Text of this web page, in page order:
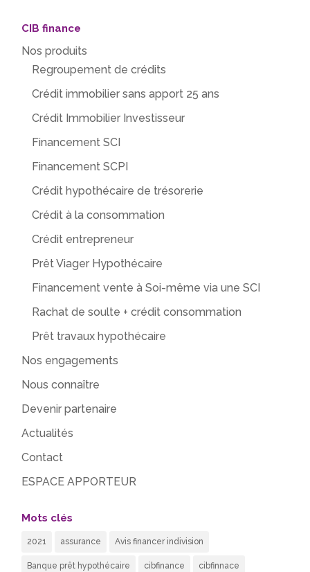
CIB finance
Nos produits
Regroupement de crédits
Crédit immobilier sans apport 25 ans
Crédit Immobilier Investisseur
Financement SCI
Financement SCPI
Crédit hypothécaire de trésorerie
Crédit à la consommation
Crédit entrepreneur
Prêt Viager Hypothécaire
Financement vente à Soi-même via une SCI
Rachat de soulte + crédit consommation
Prêt travaux hypothécaire
Nos engagements
Nous connaître
Devenir partenaire
Actualités
Contact
ESPACE APPORTEUR
Mots clés
2021 assurance Avis financer indivision
Banque prêt hypothécaire cibfinance cibfinnace